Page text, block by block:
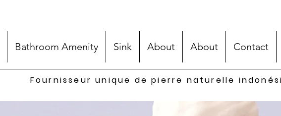
Bathroom Amenity Sink About About Contact
Fournisseur unique de pierre naturelle